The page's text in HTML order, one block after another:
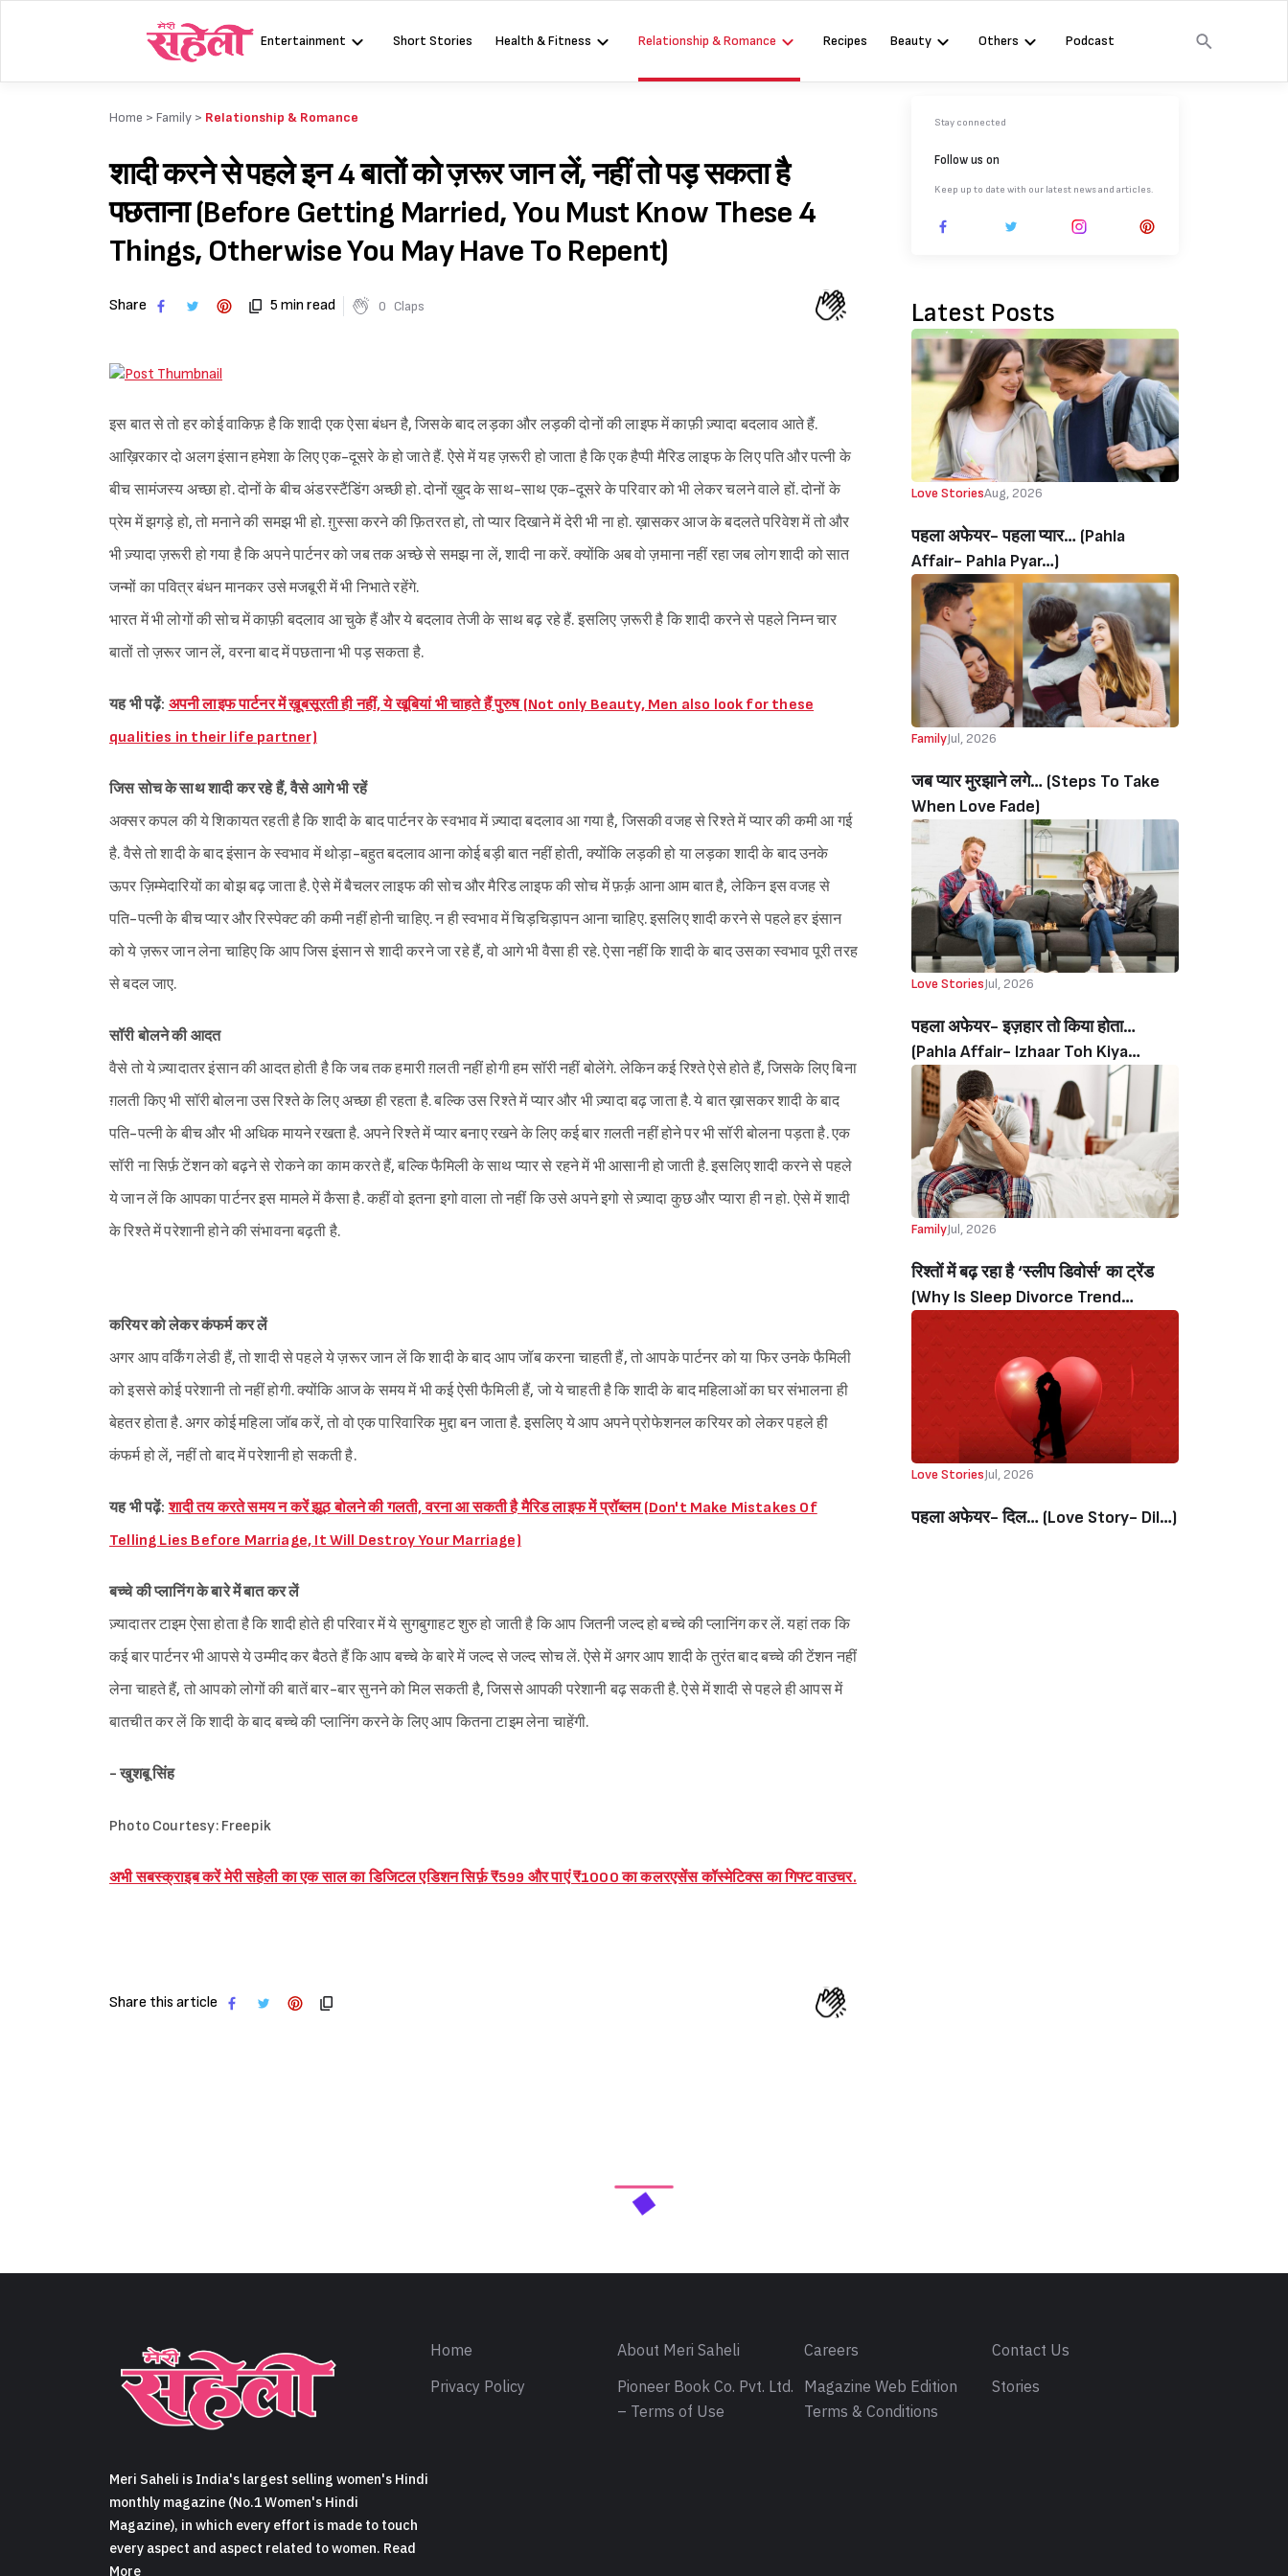
Entertainment Short Stories Health & Fitness Relationship & Romance Recipes Beauty Others Podcast
Home > Family > Relationship & Romance
शादी करने से पहले इन 4 बातों को ज़रूर जान लें, नहीं तो पड़ सकता है
पछताना (Before Getting Married, You Must Know These 4
Things, Otherwise You May Have To Repent)
Share 5 min read 0 Claps
इस बात से तो हर कोई वाकिफ़ है कि शादी एक ऐसा बंधन है, जिसके बाद लड़का और लड़की दोनों की लाइफ में काफ़ी ज़्यादा बदलाव आते हैं.
आख़िरकार दो अलग इंसान हमेशा के लिए एक-दूसरे के हो जाते हैं. ऐसे में यह ज़रूरी हो जाता है कि एक हैप्पी मैरिड लाइफ के लिए पति और पत्नी के
बीच सामंजस्य अच्छा हो. दोनों के बीच अंडरस्टैंडिंग अच्छी हो. दोनों ख़ुद के साथ-साथ एक-दूसरे के परिवार को भी लेकर चलने वाले हों. दोनों के
प्रेम में झगड़े हो, तो मनाने की समझ भी हो. ग़ुस्सा करने की फ़ितरत हो, तो प्यार दिखाने में देरी भी ना हो. ख़ासकर आज के बदलते परिवेश में तो और
भी ज़्यादा ज़रूरी हो गया है कि अपने पार्टनर को जब तक अच्छे से समझ ना लें, शादी ना करें. क्योंकि अब वो ज़माना नहीं रहा जब लोग शादी को सात
जन्मों का पवित्र बंधन मानकर उसे मजबूरी में भी निभाते रहेंगे.
भारत में भी लोगों की सोच में काफ़ी बदलाव आ चुके हैं और ये बदलाव तेजी के साथ बढ़ रहे हैं. इसलिए ज़रूरी है कि शादी करने से पहले निम्न चार
बातों तो ज़रूर जान लें, वरना बाद में पछताना भी पड़ सकता है.
यह भी पढ़ें: अपनी लाइफ पार्टनर में ख़ूबसूरती ही नहीं, ये खूबियां भी चाहते हैं पुरुष (Not only Beauty, Men also look for these
qualities in their life partner)
जिस सोच के साथ शादी कर रहे हैं, वैसे आगे भी रहें
अक्सर कपल की ये शिकायत रहती है कि शादी के बाद पार्टनर के स्वभाव में ज़्यादा बदलाव आ गया है, जिसकी वजह से रिश्ते में प्यार की कमी आ गई
है. वैसे तो शादी के बाद इंसान के स्वभाव में थोड़ा-बहुत बदलाव आना कोई बड़ी बात नहीं होती, क्योंकि लड़की हो या लड़का शादी के बाद उनके
ऊपर ज़िम्मेदारियों का बोझ बढ़ जाता है. ऐसे में बैचलर लाइफ की सोच और मैरिड लाइफ की सोच में फ़र्क़ आना आम बात है, लेकिन इस वजह से
पति-पत्नी के बीच प्यार और रिस्पेक्ट की कमी नहीं होनी चाहिए. न ही स्वभाव में चिड़चिड़ापन आना चाहिए. इसलिए शादी करने से पहले हर इंसान
को ये ज़रूर जान लेना चाहिए कि आप जिस इंसान से शादी करने जा रहे हैं, वो आगे भी वैसा ही रहे. ऐसा नहीं कि शादी के बाद उसका स्वभाव पूरी तरह
से बदल जाए.
सॉरी बोलने की आदत
वैसे तो ये ज़्यादातर इंसान की आदत होती है कि जब तक हमारी ग़लती नहीं होगी हम सॉरी नहीं बोलेंगे. लेकिन कई रिश्ते ऐसे होते हैं, जिसके लिए बिना
ग़लती किए भी सॉरी बोलना उस रिश्ते के लिए अच्छा ही रहता है. बल्कि उस रिश्ते में प्यार और भी ज़्यादा बढ़ जाता है. ये बात ख़ासकर शादी के बाद
पति-पत्नी के बीच और भी अधिक मायने रखता है. अपने रिश्ते में प्यार बनाए रखने के लिए कई बार ग़लती नहीं होने पर भी सॉरी बोलना पड़ता है. एक
सॉरी ना सिर्फ़ टेंशन को बढ़ने से रोकने का काम करते हैं, बल्कि फैमिली के साथ प्यार से रहने में भी आसानी हो जाती है. इसलिए शादी करने से पहले
ये जान लें कि आपका पार्टनर इस मामले में कैसा है. कहीं वो इतना इगो वाला तो नहीं कि उसे अपने इगो से ज़्यादा कुछ और प्यारा ही न हो. ऐसे में शादी
के रिश्ते में परेशानी होने की संभावना बढ़ती है.
करियर को लेकर कंफर्म कर लें
अगर आप वर्किंग लेडी हैं, तो शादी से पहले ये ज़रूर जान लें कि शादी के बाद आप जॉब करना चाहती हैं, तो आपके पार्टनर को या फिर उनके फैमिली
को इससे कोई परेशानी तो नहीं होगी. क्योंकि आज के समय में भी कई ऐसी फैमिली हैं, जो ये चाहती है कि शादी के बाद महिलाओं का घर संभालना ही
बेहतर होता है. अगर कोई महिला जॉब करें, तो वो एक पारिवारिक मुद्दा बन जाता है. इसलिए ये आप अपने प्रोफेशनल करियर को लेकर पहले ही
कंफर्म हो लें, नहीं तो बाद में परेशानी हो सकती है.
यह भी पढ़ें:शादी तय करते समय न करें झूठ बोलने की गलती, वरना आ सकती है मैरिड लाइफ में प्रॉब्लम (Don't Make Mistakes Of
Telling Lies Before Marriage, It Will Destroy Your Marriage)
बच्चे की प्लानिंग के बारे में बात कर लें
ज़्यादातर टाइम ऐसा होता है कि शादी होते ही परिवार में ये सुगबुगाहट शुरु हो जाती है कि आप जितनी जल्द हो बच्चे की प्लानिंग कर लें. यहां तक कि
कई बार पार्टनर भी आपसे ये उम्मीद कर बैठते हैं कि आप बच्चे के बारे में जल्द से जल्द सोच लें. ऐसे में अगर आप शादी के तुरंत बाद बच्चे की टेंशन नहीं
लेना चाहते हैं, तो आपको लोगों की बातें बार-बार सुनने को मिल सकती है, जिससे आपकी परेशानी बढ़ सकती है. ऐसे में शादी से पहले ही आपस में
बातचीत कर लें कि शादी के बाद बच्चे की प्लानिंग करने के लिए आप कितना टाइम लेना चाहेंगी.
- खुशबू सिंह
Photo Courtesy: Freepik
अभी सबस्क्राइब करें मेरी सहेली का एक साल का डिजिटल एडिशन सिर्फ़ ₹599 और पाएं ₹1000 का कलरएसेंस कॉस्मेटिक्स का गिफ्ट वाउचर.
Share this article
Stay connected
Follow us on
Keep up to date with our latest news and articles.
Latest Posts
Love StoriesAug, 2026
पहला अफेयर- पहला प्यार… (Pahla
Affair- Pahla Pyar…)
FamilyJul, 2026
जब प्यार मुरझाने लगे… (Steps To Take
When Love Fade)
Love StoriesJul, 2026
पहला अफेयर- इज़हार तो किया होता…
(Pahla Affair- Izhaar Toh Kiya
Hota…)
FamilyJul, 2026
रिश्तों में बढ़ रहा है ‘स्लीप डिवोर्स’ का ट्रेंड
(Why Is Sleep Divorce Trend
Increasing Among Couples?)
Love StoriesJul, 2026
पहला अफेयर- दिल… (Love Story- Dil…)
Meri Saheli is India's largest selling women's Hindi
monthly magazine (No.1 Women's Hindi
Magazine), in which every effort is made to touch
every aspect and aspect related to women. Read
More
Home About Meri Saheli Careers
Contact Us
Privacy Policy
Pioneer Book Co. Pvt. Ltd.
– Terms of Use
Magazine Web Edition
Terms & Conditions
Stories